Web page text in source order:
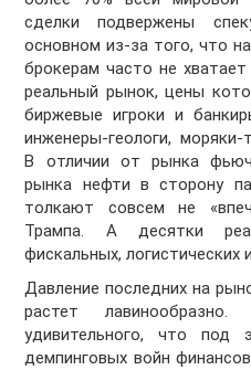
сделки подвержены
основном из-за того, что
брокерам часто не
реальный рынок, цены
биржевые игроки и
инженеры-геологи,
В отличии от рынка
рынка нефти в сторону
толкают совсем не
Трампа. А десятки
фискальных,
Давление последних на
растет
удивительного, что под
демпинговых войн